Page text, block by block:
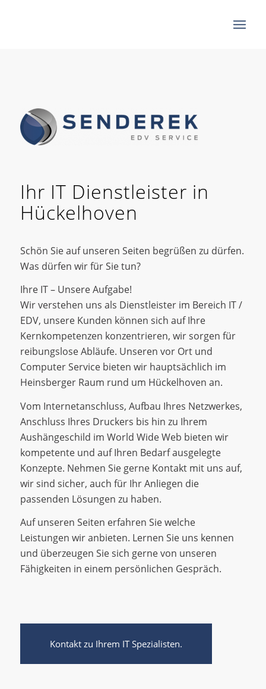
Ihr IT Dienstleister in
Hückelhoven
Schön Sie auf unseren Seiten begrüßen zu dürfen.
Was dürfen wir für Sie tun?
Ihre IT – Unsere Aufgabe!
Wir verstehen uns als Dienstleister im Bereich IT /
EDV, unsere Kunden können sich auf Ihre
Kernkompetenzen konzentrieren, wir sorgen für
reibungslose Abläufe. Unseren vor Ort und
Computer Service bieten wir hauptsächlich im
Heinsberger Raum rund um Hückelhoven an.
Vom Internetanschluss, Aufbau Ihres Netzwerkes,
Anschluss Ihres Druckers bis hin zu Ihrem
Aushängeschild im World Wide Web bieten wir
kompetente und auf Ihren Bedarf ausgelegte
Konzepte. Nehmen Sie gerne Kontakt mit uns auf,
wir sind sicher, auch für Ihr Anliegen die
passenden Lösungen zu haben.
Auf unseren Seiten erfahren Sie welche
Leistungen wir anbieten. Lernen Sie uns kennen
und überzeugen Sie sich gerne von unseren
Fähigkeiten in einem persönlichen Gespräch.
Kontakt zu Ihrem IT Spezialisten.